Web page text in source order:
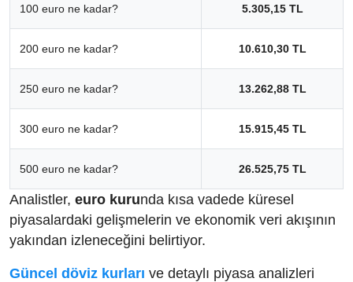
100 euro ne kadar? 5.305,15 TL
200 euro ne kadar? 10.610,30 TL
250 euro ne kadar? 13.262,88 TL
300 euro ne kadar? 15.915,45 TL
500 euro ne kadar? 26.525,75 TL
Analistler, euro kurunda kısa vadede küresel
piyasalardaki gelişmelerin ve ekonomik veri akışının
yakından izleneceğini belirtiyor.
Güncel döviz kurları ve detaylı piyasa analizleri